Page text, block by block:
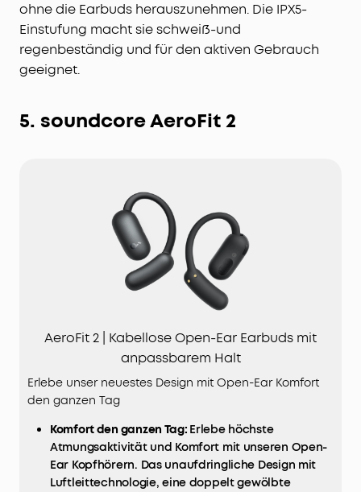
ohne die Earbuds herauszunehmen. Die IPX5-
Einstufung macht sie schweiß-und
regenbeständig und für den aktiven Gebrauch
geeignet.
5. soundcore AeroFit 2
AeroFit 2 | Kabellose Open-Ear Earbuds mit
anpassbarem Halt
Erlebe unser neuestes Design mit Open-Ear Komfort
den ganzen Tag
Komfort den ganzen Tag: Erlebe höchste
Atmungsaktivität und Komfort mit unseren Open-
Ear Kopfhörern. Das unaufdringliche Design mit
Luftleittechnologie, eine doppelt gewölbte